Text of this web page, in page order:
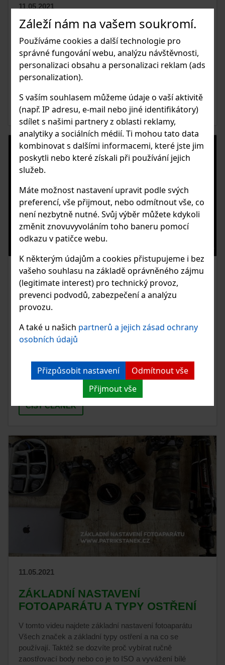
Záleží nám na vašem soukromí.
Používáme cookies a další technologie pro
správné fungování webu, analýzu návštěvnosti,
personalizaci obsahu a personalizaci reklam (ads
personalization).
S vaším souhlasem můžeme údaje o vaší aktivitě
(např. IP adresu, e-mail nebo jiné identifikátory)
sdílet s našimi partnery z oblasti reklamy,
analytiky a sociálních médií. Ti mohou tato data
kombinovat s dalšími informacemi, které jste jim
poskytli nebo které získali při používání jejich
služeb.
Máte možnost nastavení upravit podle svých
preferencí, vše přijmout, nebo odmítnout vše, co
není nezbytně nutné. Svůj výběr můžete kdykoli
změnit znovuvyvoláním toho baneru pomocí
odkazu v patičce webu.
K některým údajům a cookies přistupujeme i bez
vašeho souhlasu na základě oprávněného zájmu
(legitimate interest) pro technický provoz,
prevenci podvodů, zabezpečení a analýzu
provozu.
A také u našich partnerů a jejich zásad ochrany
osobních údajů
Přizpůsobit nastavení
Odmítnout vše
Přijmout vše
11.05.2021
FOTOGRAFOVÁNÍ ZVÍŘAT - 10
RYCHLÝCH RAD
Jak na fotografování zvířat? Na co si dát pozor? Z jakého
úhlu je fotit? Jak je fotím já? Jak na to kompozičně? Níže
najdete 10 rychlých tipů.
ČIST ČLÁNEK
11.05.2021
JAK NA NASTAVENÍ
FOTOAPARÁTU, KDYŽ CHCETE
Vytvořil jsem pro Vás rychlé video, jak nastavit fotoaparát
základní značky fotoaparátů. Pokud budete mít nějaké
otázky, klidně se ptejte na Facebooku nebo Instagramu,
případně napište email.
ČIST ČLÁNEK
11.05.2021
ZÁKLADNÍ NASTAVENÍ
FOTOAPARÁTU A TYPY OSTŘENÍ
V tomto videu najdete základní nastavení fotoaparátu
Všech značek a základní typy ostření a na co se
používají. Taktéž se dozvíte proč vybírat ručně
zaostřovací body nebo co je to ISO a vyvážení bílé